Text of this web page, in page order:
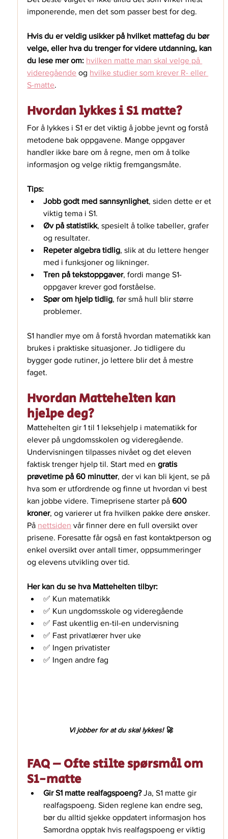
imponerende, men det som passer best for deg.
Hvis du er veldig usikker på hvilket mattefag du bør
velge, eller hva du trenger for videre utdanning, kan
du lese mer om: hvilken matte man skal velge på
videregående ⁠ og hvilke studier som krever R- eller
S-matte⁠.
Hvordan lykkes i S1 matte?
For å lykkes i S1 er det viktig å jobbe jevnt og forstå
metodene bak oppgavene. Mange oppgaver
handler ikke bare om å regne, men om å tolke
informasjon og velge riktig fremgangsmåte.
Tips:
Jobb godt med sannsynlighet, siden dette er et
viktig tema i S1.
Øv på statistikk, spesielt å tolke tabeller, grafer
og resultater.
Repeter algebra tidlig, slik at du lettere henger
med i funksjoner og likninger.
Tren på tekstoppgaver, fordi mange S1-
oppgaver krever god forståelse.
Spør om hjelp tidlig, før små hull blir større
problemer.
S1 handler mye om å forstå hvordan matematikk kan
brukes i praktiske situasjoner. Jo tidligere du
bygger gode rutiner, jo lettere blir det å mestre
faget.
Hvordan Mattehelten kan
hjelpe deg?
Mattehelten gir 1 til 1 leksehjelp i matematikk for
elever på ungdomsskolen og videregående.
Undervisningen tilpasses nivået og det eleven
faktisk trenger hjelp til. Start med en gratis
prøvetime på 60 minutter, der vi kan bli kjent, se på
hva som er utfordrende og finne ut hvordan vi best
kan jobbe videre. Timeprisene starter på 600
kroner, og varierer ut fra hvilken pakke dere ønsker.
På nettsiden vår finner dere en full oversikt over
prisene. Foresatte får også en fast kontaktperson og
enkel oversikt over antall timer, oppsummeringer
og elevens utvikling over tid.
Her kan du se hva Mattehelten tilbyr:
✅ Kun matematikk
✅ Kun ungdomsskole og videregående
✅ Fast ukentlig en-til-en undervisning
✅ Fast privatlærer hver uke
✅ Ingen privatister
✅ Ingen andre fag
Vi jobber for at du skal lykkes! 🚀
FAQ – Ofte stilte spørsmål om
S1-matte
Gir S1 matte realfagspoeng? Ja, S1 matte gir
realfagspoeng. Siden reglene kan endre seg,
bør du alltid sjekke oppdatert informasjon hos
Samordna opptak hvis realfagspoeng er viktig